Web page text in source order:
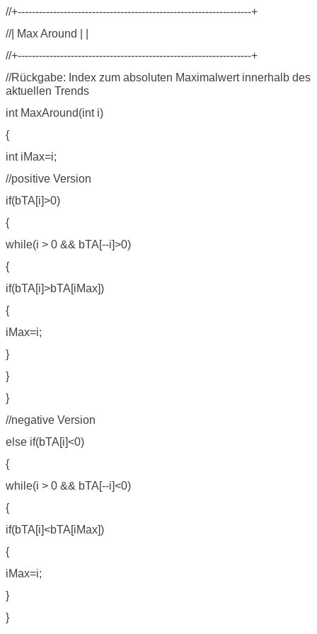
//+------------------------------------------------------------------+
//| Max Around | |
//+------------------------------------------------------------------+
//Rückgabe: Index zum absoluten Maximalwert innerhalb des
aktuellen Trends
int MaxAround(int i)
{
int iMax=i;
//positive Version
if(bTA[i]>0)
{
while(i > 0 && bTA[--i]>0)
{
if(bTA[i]>bTA[iMax])
{
iMax=i;
}
}
}
//negative Version
else if(bTA[i]<0)
{
while(i > 0 && bTA[--i]<0)
{
if(bTA[i]<bTA[iMax])
{
iMax=i;
}
}